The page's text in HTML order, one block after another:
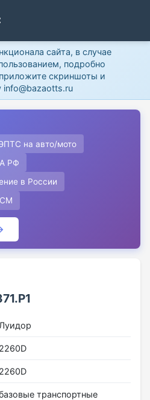
сайта, в случае
подробно
скриншоты и
info@bazaotts.ru
на авто/мото
РФ
в России
2260D
2260D
транспортные